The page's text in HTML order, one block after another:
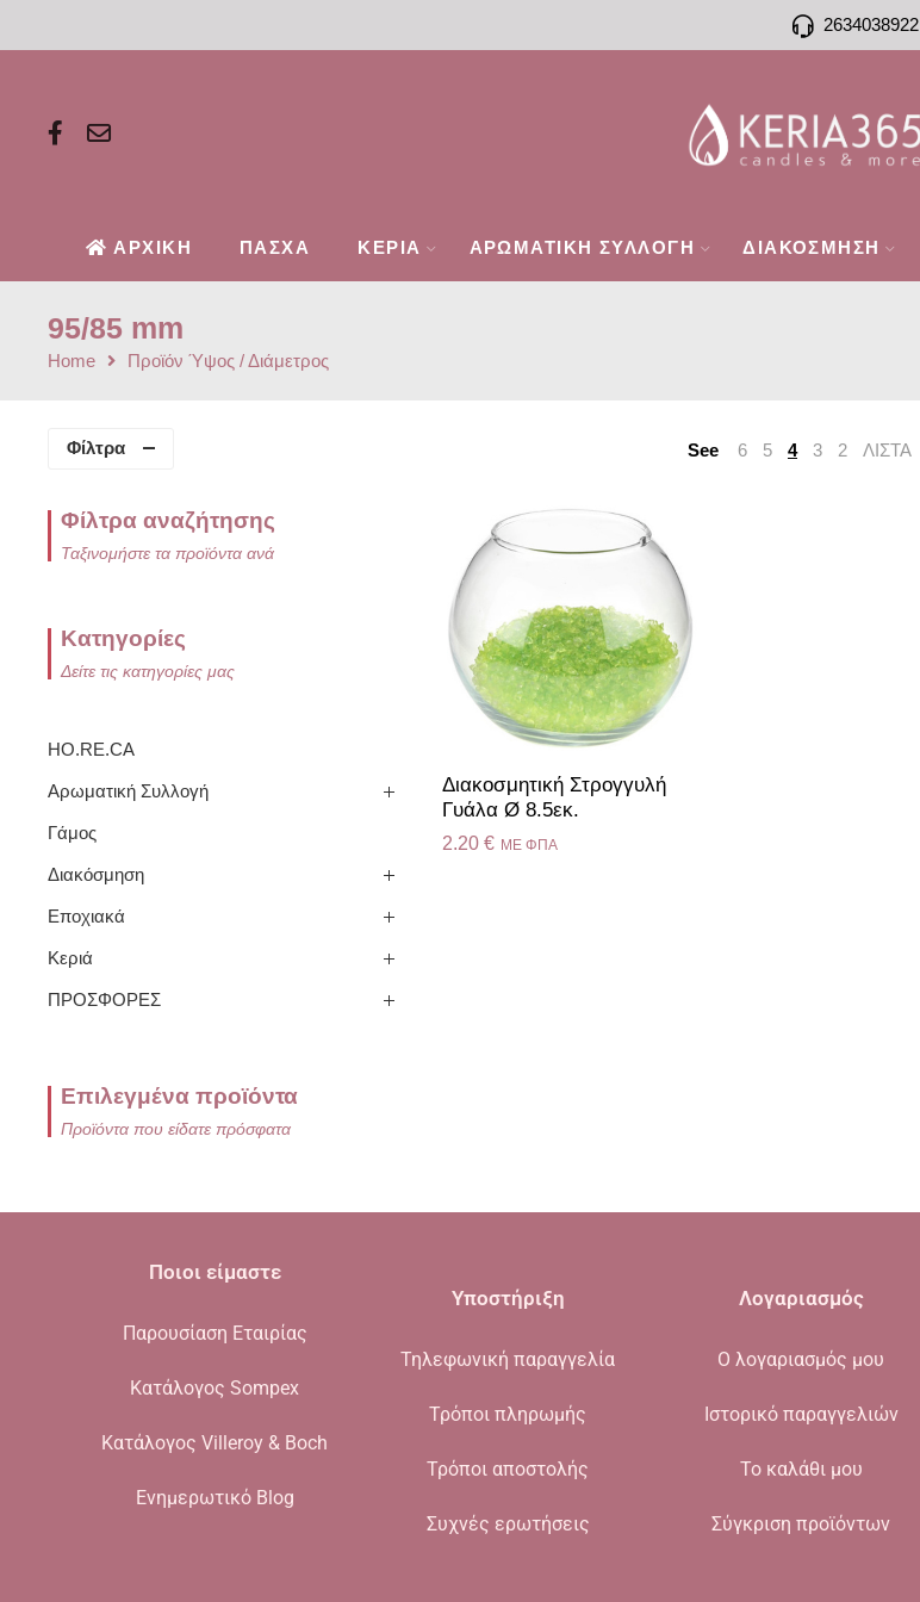
2634038922
ΑΡΧΙΚΗ ΠΑΣΧΑ ΚΕΡΙΑ ΑΡΩΜΑΤΙΚΗ ΣΥΛΛΟΓΗ ΔΙΑΚΟΣΜΗΣΗ
95/85 mm
Home Προϊόν Ύψος / Διάμετρος
Φίλτρα See 6 5 4 3 2 ΛΙΣΤΑ
Διακοσμητική Στρογγυλή
Γυάλα Ø 8.5εκ.
2.20 € ME ΦΠΑ
Φίλτρα αναζήτησης
Ταξινομήστε τα προϊόντα ανά
Κατηγορίες
Δείτε τις κατηγορίες μας
HO.RE.CA
Αρωματική Συλλογή
Γάμος
Διακόσμηση
Εποχιακά
Κεριά
ΠΡΟΣΦΟΡΕΣ
Επιλεγμένα προϊόντα
Προϊόντα που είδατε πρόσφατα
Ποιοι είμαστε
Παρουσίαση Εταιρίας
Κατάλογος Sompex
Κατάλογος Villeroy & Boch
Ενημερωτικό Blog
Υποστήριξη
Τηλεφωνική παραγγελία
Τρόποι πληρωμής
Τρόποι αποστολής
Συχνές ερωτήσεις
Λογαριασμός
Ο λογαριασμός μου
Ιστορικό παραγγελιών
Το καλάθι μου
Σύγκριση προϊόντων